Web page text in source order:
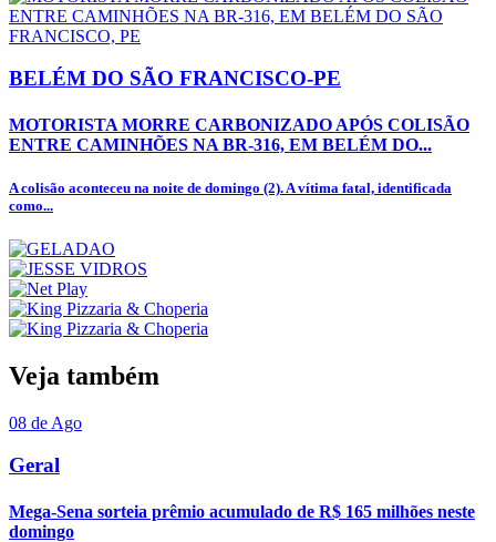
BELÉM DO SÃO FRANCISCO-PE
MOTORISTA MORRE CARBONIZADO APÓS COLISÃO
ENTRE CAMINHÕES NA BR-316, EM BELÉM DO...
A colisão aconteceu na noite de domingo (2). A vítima fatal, identificada
como...
Veja também
08 de Ago
Geral
Mega-Sena sorteia prêmio acumulado de R$ 165 milhões neste
domingo